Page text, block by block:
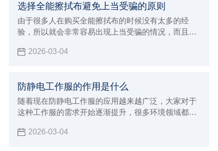
选择全能擦拭布避免上当受骗的原则
由于很多人在购买全能擦拭布的时候没有太多的经
验，所以就会非常容易出现上当受骗的情况，而且现
牌也开始层出不穷，所以规格型号那边也开始更加多
介绍一下，进行购买全能擦拭布过程中如何避免上当
受骗？该注意哪些非常重要的原则和标准呢。
2026-03-04
防静电工作服的作用是什么
随着现在防静电工作服的应用越来越广泛，大家对于
这种工作服的需求开始逐渐提升，很多环境领域都需
防静电效果，例如生产加工食品以及药品的行业，还
2026-03-04